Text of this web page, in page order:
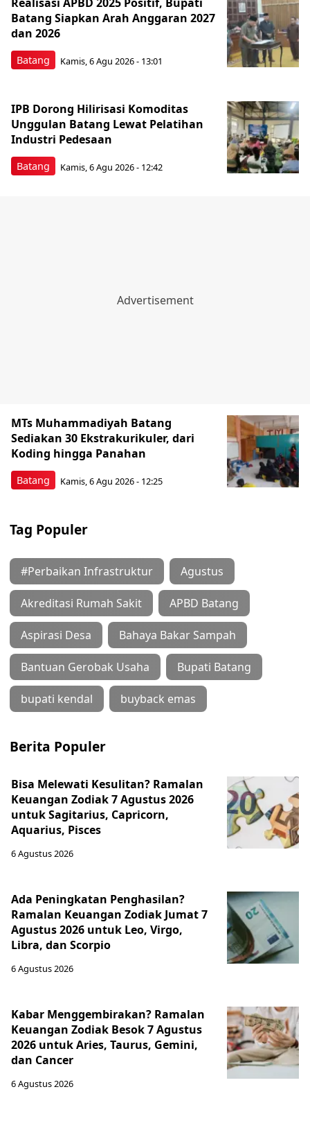
Batang
Batang Siapkan Arah Anggaran 2027
dan 2026
Kamis, 6 Agu 2026 - 13:01
Batang
IPB Dorong Hilirisasi Komoditas
Unggulan Batang Lewat Pelatihan
Industri Pedesaan
Kamis, 6 Agu 2026 - 12:42
Batang
MTs Muhammadiyah Batang
Sediakan 30 Ekstrakurikuler, dari
Koding hingga Panahan
Kamis, 6 Agu 2026 - 12:25
Tag Populer
#Perbaikan Infrastruktur Agustus
Akreditasi Rumah Sakit APBD Batang
Aspirasi Desa Bahaya Bakar Sampah
Bantuan Gerobak Usaha Bupati Batang
bupati kendal buyback emas
Berita Populer
Bisa Melewati Kesulitan? Ramalan
Keuangan Zodiak 7 Agustus 2026
untuk Sagitarius, Capricorn,
Aquarius, Pisces
6 Agustus 2026
Ada Peningkatan Penghasilan?
Ramalan Keuangan Zodiak Jumat 7
Agustus 2026 untuk Leo, Virgo,
Libra, dan Scorpio
6 Agustus 2026
Kabar Menggembirakan? Ramalan
Keuangan Zodiak Besok 7 Agustus
2026 untuk Aries, Taurus, Gemini,
dan Cancer
6 Agustus 2026